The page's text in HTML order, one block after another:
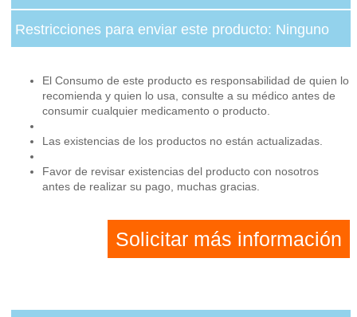
Restricciones para enviar este producto: Ninguno
El Consumo de este producto es responsabilidad de quien lo
recomienda y quien lo usa, consulte a su médico antes de
consumir cualquier medicamento o producto.
Las existencias de los productos no están actualizadas.
Favor de revisar existencias del producto con nosotros
antes de realizar su pago, muchas gracias.
Solicitar más información